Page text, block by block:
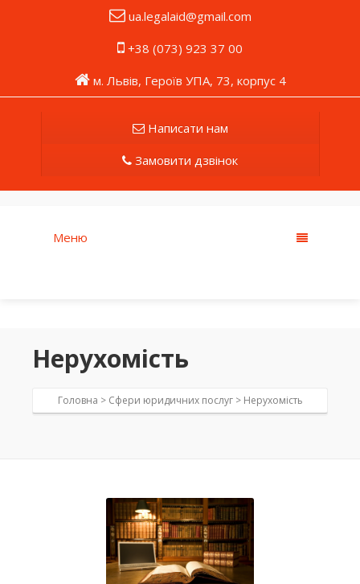
ua.legalaid@gmail.com
+38 (073) 923 37 00
м. Львів, Героїв УПА, 73, корпус 4
Написати нам
Замовити дзвінок
Меню
Нерухомість
Головна > Сфери юридичних послуг> Нерухомість